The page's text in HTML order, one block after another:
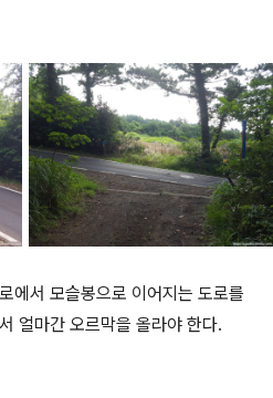
에서 모슬봉으로 이어지는 도로를
얼마간 오르막을 올라야 한다.